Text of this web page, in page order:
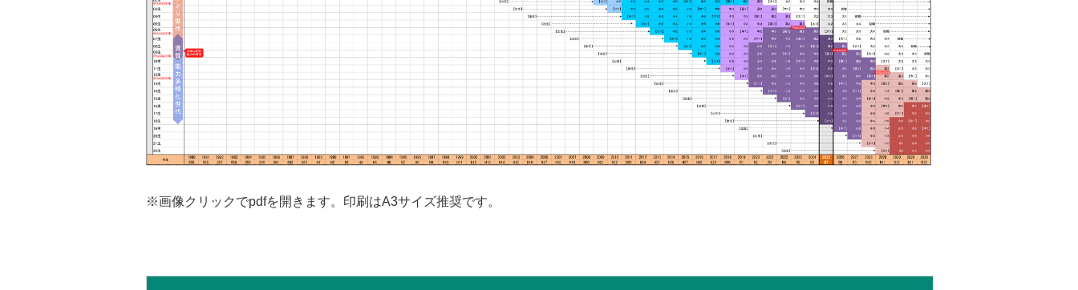
※画像クリックでpdfを開きます。印刷はA3サイズ推奨です。